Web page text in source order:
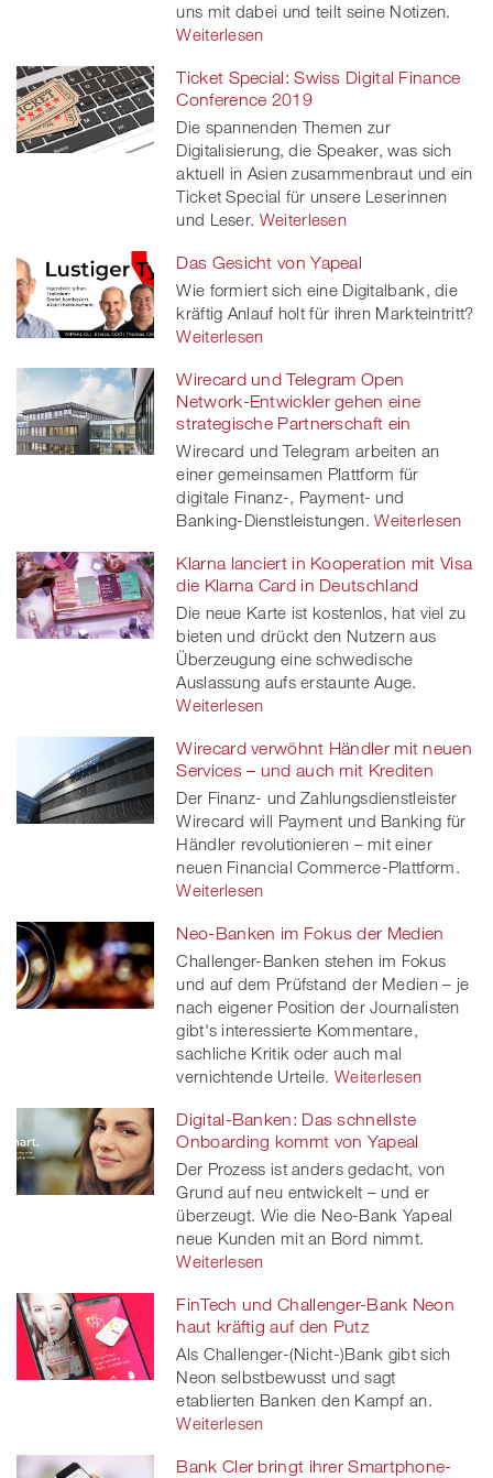
uns mit dabei und teilt seine Notizen.
Weiterlesen
Ticket Special: Swiss Digital Finance
Conference 2019
Die spannenden Themen zur
Digitalisierung, die Speaker, was sich
aktuell in Asien zusammenbraut und ein
Ticket Special für unsere Leserinnen
und Leser. Weiterlesen
Das Gesicht von Yapeal
Wie formiert sich eine Digitalbank, die
kräftig Anlauf holt für ihren Markteintritt?
Weiterlesen
Wirecard und Telegram Open
Network-Entwickler gehen eine
strategische Partnerschaft ein
Wirecard und Telegram arbeiten an
einer gemeinsamen Plattform für
digitale Finanz-, Payment- und
Banking-Dienstleistungen. Weiterlesen
Klarna lanciert in Kooperation mit Visa
die Klarna Card in Deutschland
Die neue Karte ist kostenlos, hat viel zu
bieten und drückt den Nutzern aus
Überzeugung eine schwedische
Auslassung aufs erstaunte Auge.
Weiterlesen
Wirecard verwöhnt Händler mit neuen
Services – und auch mit Krediten
Der Finanz- und Zahlungsdienstleister
Wirecard will Payment und Banking für
Händler revolutionieren – mit einer
neuen Financial Commerce-Plattform.
Weiterlesen
Neo-Banken im Fokus der Medien
Challenger-Banken stehen im Fokus
und auf dem Prüfstand der Medien – je
nach eigener Position der Journalisten
gibt's interessierte Kommentare,
sachliche Kritik oder auch mal
vernichtende Urteile. Weiterlesen
Digital-Banken: Das schnellste
Onboarding kommt von Yapeal
Der Prozess ist anders gedacht, von
Grund auf neu entwickelt – und er
überzeugt. Wie die Neo-Bank Yapeal
neue Kunden mit an Bord nimmt.
Weiterlesen
FinTech und Challenger-Bank Neon
haut kräftig auf den Putz
Als Challenger-(Nicht-)Bank gibt sich
Neon selbstbewusst und sagt
etablierten Banken den Kampf an.
Weiterlesen
Bank Cler bringt ihrer Smartphone-